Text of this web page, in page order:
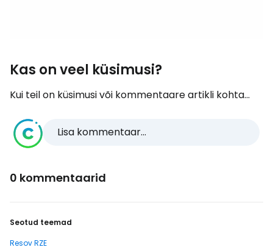
Kas on veel küsimusi?
Kui teil on küsimusi või kommentaare artikli kohta...
Lisa kommentaar...
0 kommentaarid
Seotud teemad
Resov RZE